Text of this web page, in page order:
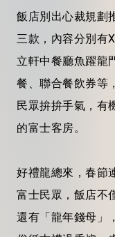
飯店別出心裁規劃
三款，內容分別有
立軒中餐廳魚躍龍
餐、聯合餐飲券等
民眾拚拚手氣，有
的富士客房。
好禮龍總來，春節
富士民眾，飯店不
還有「龍年錢母」